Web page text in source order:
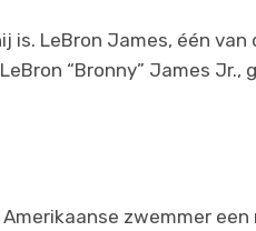
is. LeBron James, één
“Bronny” James
zwemmer